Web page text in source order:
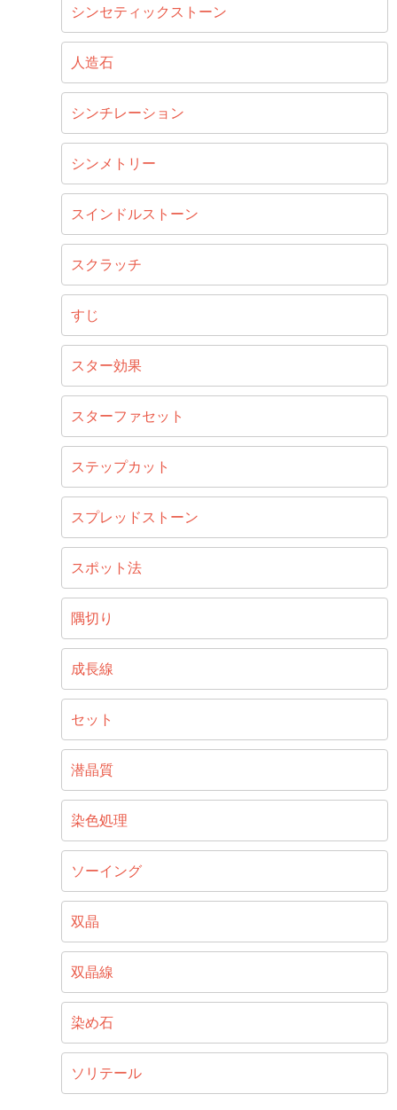
シンセティックストーン
人造石
シンチレーション
シンメトリー
スインドルストーン
スクラッチ
すじ
スター効果
スターファセット
ステップカット
スプレッドストーン
スポット法
隅切り
成長線
セット
潜晶質
染色処理
ソーイング
双晶
双晶線
染め石
ソリテール